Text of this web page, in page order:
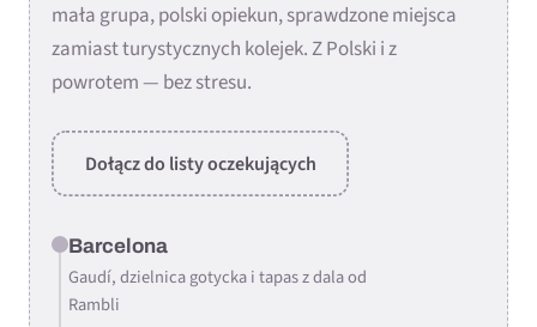
mała grupa, polski opiekun, sprawdzone miejsca
zamiast turystycznych kolejek. Z Polski i z
powrotem — bez stresu.
Dołącz do listy oczekujących
Barcelona
Gaudí, dzielnica gotycka i tapas z dala od
Rambli